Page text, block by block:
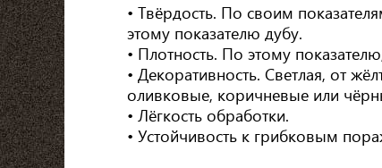
• Твёрдость. По своим
этому показателю дубу.
• Плотность. По этому
• Декоративность. Светлая, от
оливковые, коричневые или
• Лёгкость обработки.
• Устойчивость к грибковым